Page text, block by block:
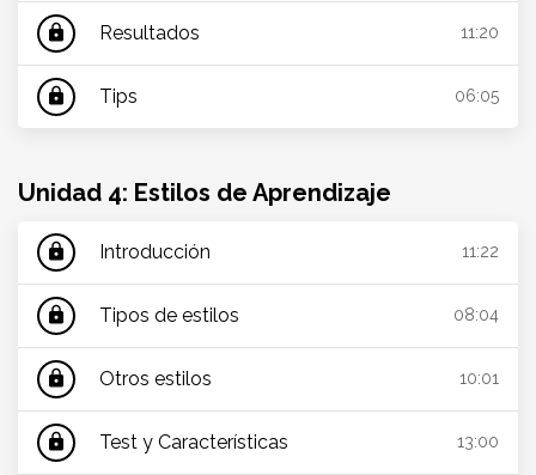
lock Resultados 11:20
lock Tips 06:05
Unidad 4: Estilos de Aprendizaje
lock Introducción 11:22
lock Tipos de estilos 08:04
lock Otros estilos 10:01
lock Test y Características 13:00